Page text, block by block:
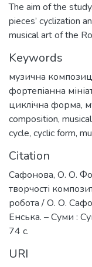
The aim of the
pieces’ cyclization
musical art of the
Keywords
музична
фортепіанна
циклічна форма,
composition,
cycle, cyclic form,
Citation
Сафонова, О. О.
творчості
робота / О. О.
Енська. – Суми :
74 с.
URI